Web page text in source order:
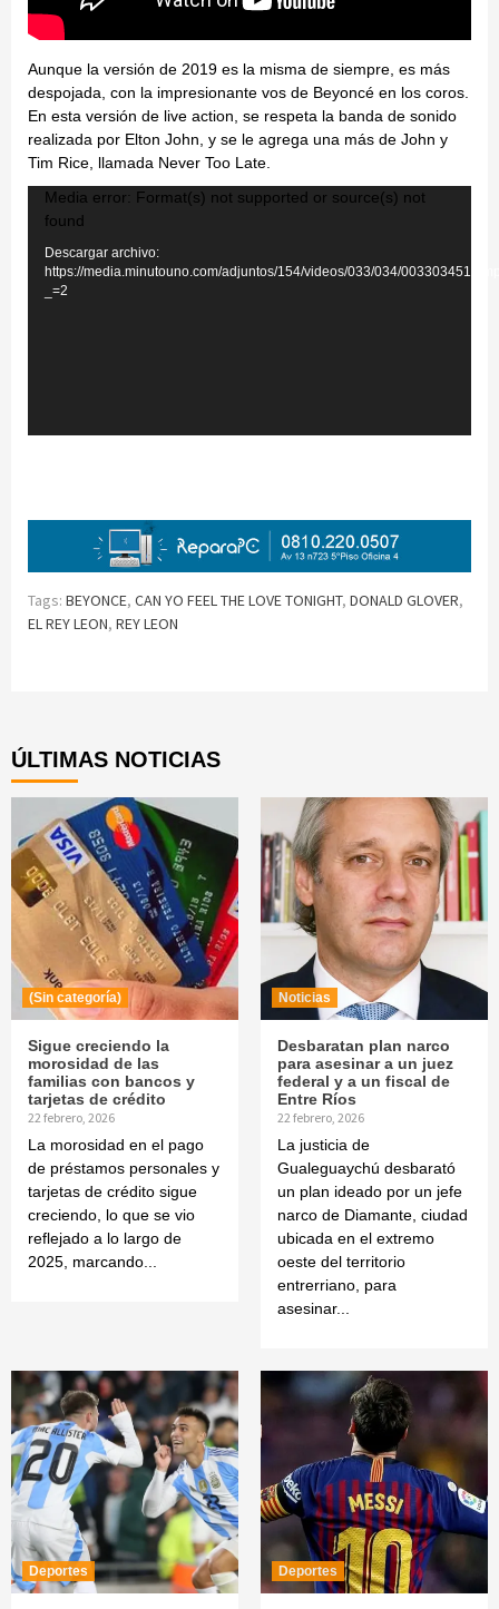
Aunque la versión de 2019 es la misma de siempre, es más
despojada, con la impresionante vos de Beyoncé en los coros.
En esta versión de live action, se respeta la banda de sonido
realizada por Elton John, y se le agrega una más de John y
Tim Rice, llamada Never Too Late.
Reproductor
de
vídeo
Media error: Format(s) not supported or source(s) not
found
Descargar archivo:
https://media.minutouno.com/adjuntos/154/videos/033/034/
_=2
Tags: BEYONCE, CAN YO FEEL THE LOVE TONIGHT, DONALD GLOVER,
EL REY LEON, REY LEON
ÚLTIMAS NOTICIAS
(Sin categoría)
Sigue creciendo la
morosidad de las
familias con bancos y
tarjetas de crédito
22 febrero, 2026
La morosidad en el pago
de préstamos personales y
tarjetas de crédito sigue
creciendo, lo que se vio
reflejado a lo largo de
2025, marcando...
Noticias
Desbaratan plan narco
para asesinar a un juez
federal y a un fiscal de
Entre Ríos
22 febrero, 2026
La justicia de
Gualeguaychú desbarató
un plan ideado por un jefe
narco de Diamante, ciudad
ubicada en el extremo
oeste del territorio
entrerriano, para
asesinar...
Deportes Deportes